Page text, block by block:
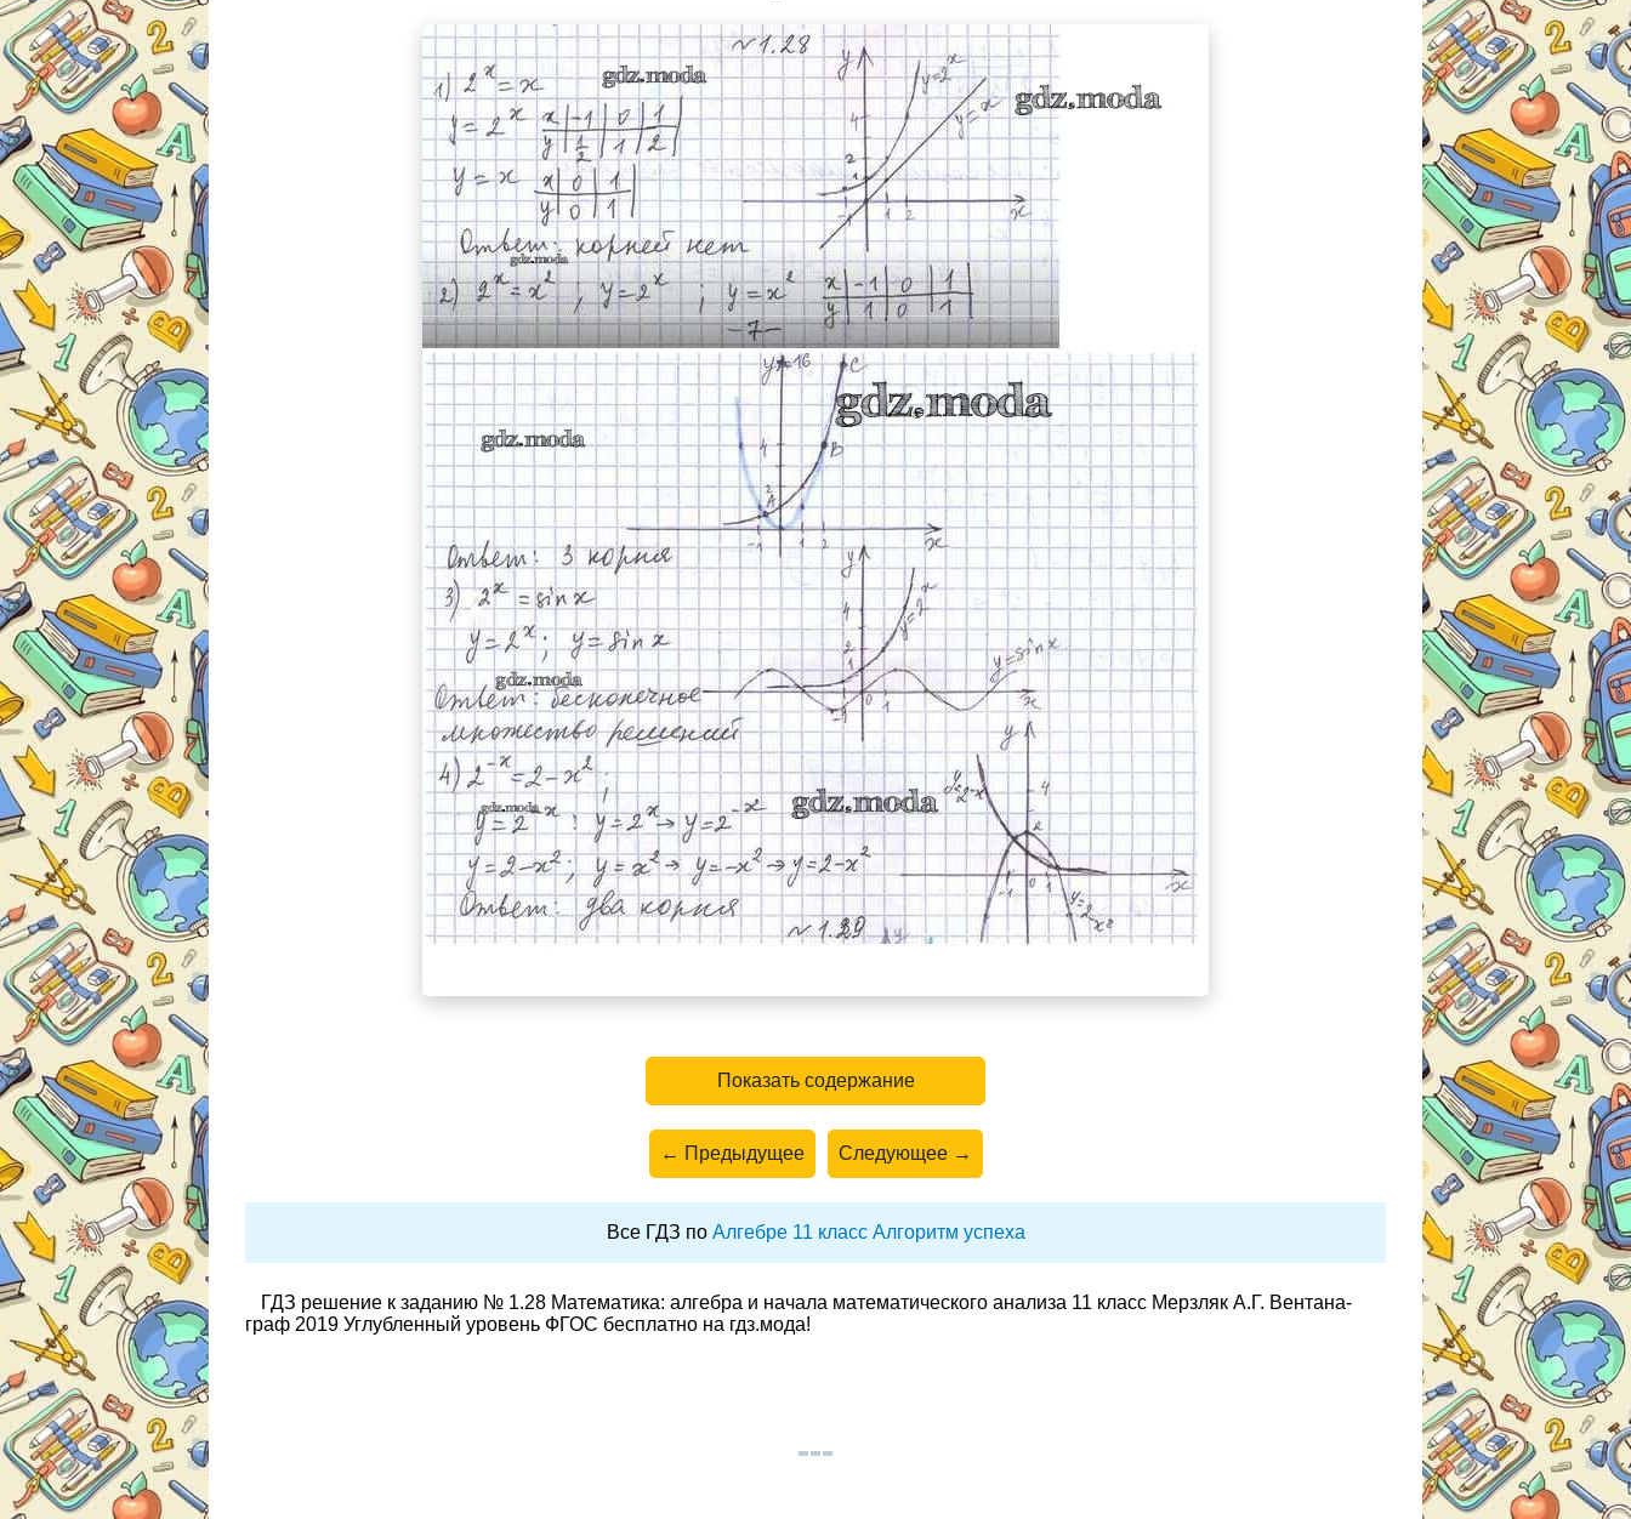
Показать содержание
← Предыдущее Следующее →
Все ГДЗ по Алгебре 11 класс Алгоритм успеха
ГДЗ решение к заданию № 1.28 Математика: алгебра и начала математического анализа 11 класс Мерзляк А.Г. Вентана-
граф 2019 Углубленный уровень ФГОС бесплатно на гдз.мода!